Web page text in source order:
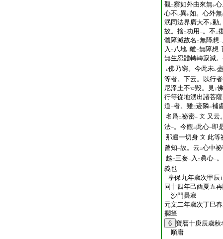
觀二察如外由來無レ
心不 レ異レ如。心外無
泯同法界廣大不 レ動
故。捨二功用 一。不三
體障滅故名 二無障想一
入 二 八地一離二無障想一
無生忍體轉轉寂滅
レ佛乃窮。今此未レ
等者。下云。以行
尼淨土不
毀。見下
行等從地湧出諸菩薩
道一者。雖三迹隣二補
名爲二祕密一 文 又云
法一。今觀二 此心一即
那遍一切身 文 此等
曾知一故。云 二心中
越 二三妄一 入 二 眞心一
義也
享保九年歳次甲辰
同十四年己酉夏五
沙門曇寂
元文二年歳次丁巳
擱筆
6 寶暦十庚辰歳
順庸